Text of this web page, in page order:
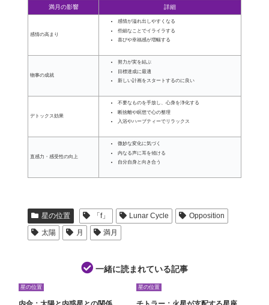
満月の影響 詳細
感情の高まり
感情が溢れ出しやすくなる
些細なことでイライラする
喜びや幸福感が増幅する
物事の成就
努力が実を結ぶ
目標達成に最適
新しい計画をスタートするのに良い
デトックス効果
不要なものを手放し、心身を浄化する
断捨離や瞑想で心の整理
入浴やハーブティーでリラックス
直感力・感受性の向上
微妙な変化に気づく
内なる声に耳を傾ける
自分自身と向き合う
星の位置 「f」 Lunar Cycle
Opposition
太陽
月 満月
一緒に読まれている記事
星の位置 星の位置